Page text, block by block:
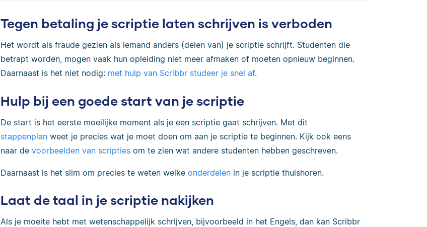
Tegen betaling je scriptie laten schrijven is verboden
Het wordt als fraude gezien als iemand anders (delen van) je scriptie schrijft. Studenten die
betrapt worden, mogen vaak hun opleiding niet meer afmaken of moeten opnieuw beginnen.
Daarnaast is het niet nodig: met hulp van Scribbr studeer je snel af.
Hulp bij een goede start van je scriptie
De start is het eerste moeilijke moment als je een scriptie gaat schrijven. Met dit
stappenplan weet je precies wat je moet doen om aan je scriptie te beginnen. Kijk ook eens
naar de voorbeelden van scripties om te zien wat andere studenten hebben geschreven.
Daarnaast is het slim om precies te weten welke onderdelen in je scriptie thuishoren.
Laat de taal in je scriptie nakijken
Als je moeite hebt met wetenschappelijk schrijven, bijvoorbeeld in het Engels, dan kan Scribbr